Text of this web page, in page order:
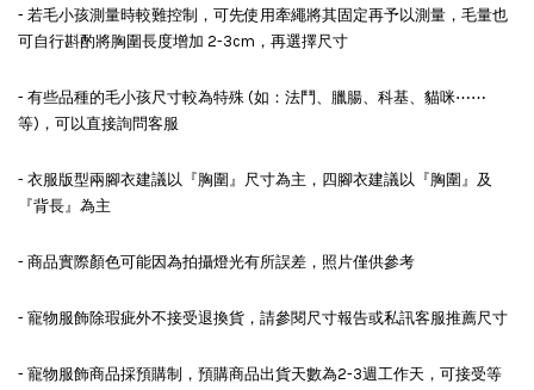
- 若毛小孩測量時較難控制，可先使用牽繩將其固定再予以測量，毛量也
可自行斟酌將胸圍長度增加 2-3cm，再選擇尺寸
- 有些品種的毛小孩尺寸較為特殊 (如：法鬥、臘腸、科基、貓咪⋯⋯
等)，可以直接詢問客服
- 衣服版型兩腳衣建議以『胸圍』尺寸為主，四腳衣建議以『胸圍』及
『背長』為主
- 商品實際顏色可能因為拍攝燈光有所誤差，照片僅供參考
- 寵物服飾除瑕疵外不接受退換貨，請參閱尺寸報告或私訊客服推薦尺寸
- 寵物服飾商品採預購制，預購商品出貨天數為2-3週工作天，可接受等